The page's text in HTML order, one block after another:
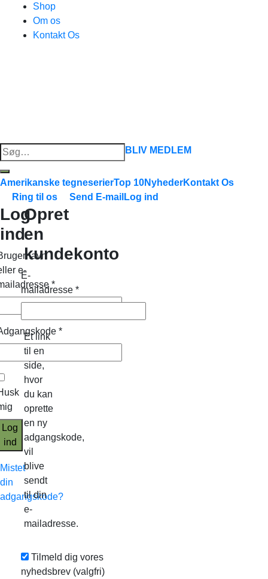
Shop
Om os
Kontakt Os
Søg
efter:
BLIV MEDLEM
Amerikanske tegneserierTop 10NyhederKontakt Os
Ring til os
Send E-mail Log ind
Log
ind
e-
*
*
Log
ind
Mistet
din
adgangskode?
Opret
en
kundekonto
E-
mailadresse *
Et link
til en
side,
hvor
du kan
oprette
en ny
adgangskode,
vil
blive
sendt
til din
e-
mailadresse.
Tilmeld dig vores
nyhedsbrev (valgfri)